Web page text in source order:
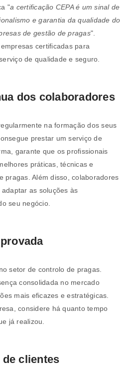
"a certificação CEPA é um sinal de
e garantia da qualidade do
de gestão de pragas".
certificadas para
de qualidade e seguro.
dos colaboradores
na formação dos seus
prestar um serviço de
garante que os profissionais
práticas, técnicas e
pragas. Além disso, colaboradores
as soluções às
seu negócio.
setor de controlo de pragas.
consolidada no mercado
mais eficazes e estratégicas.
considere há quanto tempo
já realizou.
de clientes